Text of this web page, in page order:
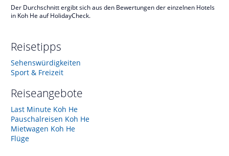
Der Durchschnitt ergibt sich aus den Bewertungen der einzelnen Hotels
in Koh He auf HolidayCheck.
Reisetipps
Sehenswürdigkeiten
Sport & Freizeit
Reiseangebote
Last Minute Koh He
Pauschalreisen Koh He
Mietwagen Koh He
Flüge